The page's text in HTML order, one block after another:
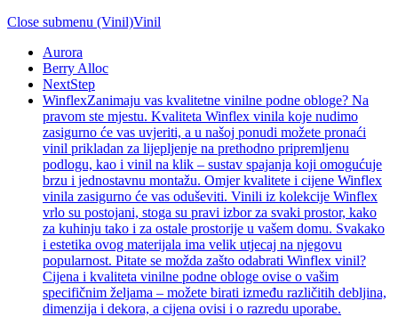
Close submenu (Vinil)Vinil
Aurora
Berry Alloc
NextStep
WinflexZanimaju vas kvalitetne vinilne podne obloge? Na
pravom ste mjestu. Kvaliteta Winflex vinila koje nudimo
zasigurno će vas uvjeriti, a u našoj ponudi možete pronaći
vinil prikladan za lijepljenje na prethodno pripremljenu
podlogu, kao i vinil na klik – sustav spajanja koji omogućuje
brzu i jednostavnu montažu. Omjer kvalitete i cijene Winflex
vinila zasigurno će vas oduševiti. Vinili iz kolekcije Winflex
vrlo su postojani, stoga su pravi izbor za svaki prostor, kako
za kuhinju tako i za ostale prostorije u vašem domu. Svakako
i estetika ovog materijala ima velik utjecaj na njegovu
popularnost. Pitate se možda zašto odabrati Winflex vinil?
Cijena i kvaliteta vinilne podne obloge ovise o vašim
specifičnim željama – možete birati između različitih debljina,
dimenzija i dekora, a cijena ovisi i o razredu uporabe.